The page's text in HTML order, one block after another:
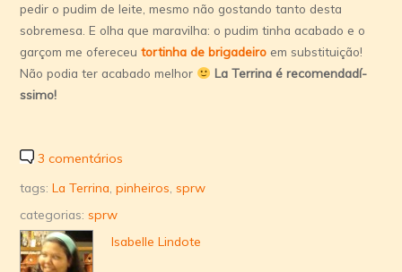
pedir o pudim de leite, mesmo não gostando tanto desta
sobremesa. E olha que maravilha: o pudim tinha acabado e o
garçom me ofereceu tortinha de brigadeiro em substituição!
Não podia ter acabado melhor
La Terrina é recomendadí­
ssimo!
3 comentários
tags:La Terrina ,pinheiros ,sprw
categorias:sprw
Isabelle Lindote